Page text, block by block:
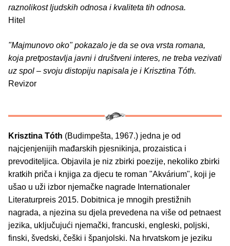
raznolikost ljudskih odnosa i kvaliteta tih odnosa.
Hitel
"Majmunovo oko" pokazalo je da se ova vrsta romana,
koja pretpostavlja javni i društveni interes, ne treba vezivati
uz spol – svoju distopiju napisala je i Krisztina Tóth.
Revizor
Krisztina Tóth (Budimpešta, 1967.) jedna je od
najcjenjenijih mađarskih pjesnikinja, prozaistica i
prevoditeljica. Objavila je niz zbirki poezije, nekoliko zbirki
kratkih priča i knjiga za djecu te roman "Akvárium", koji je
ušao u uži izbor njemačke nagrade Internationaler
Literaturpreis 2015. Dobitnica je mnogih prestižnih
nagrada, a njezina su djela prevedena na više od petnaest
jezika, uključujući njemački, francuski, engleski, poljski,
finski, švedski, češki i španjolski. Na hrvatskom je jeziku